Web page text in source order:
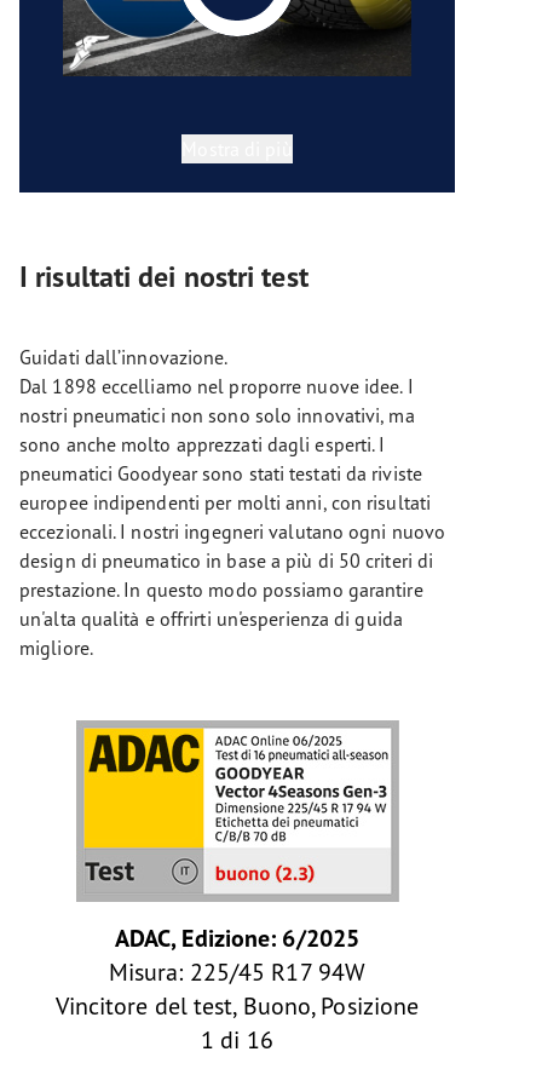
I risultati dei nostri test
Guidati dall’innovazione.
Dal 1898 eccelliamo nel proporre nuove idee. I
nostri pneumatici non sono solo innovativi, ma
sono anche molto apprezzati dagli esperti. I
pneumatici Goodyear sono stati testati da riviste
europee indipendenti per molti anni, con risultati
eccezionali. I nostri ingegneri valutano ogni nuovo
design di pneumatico in base a più di 50 criteri di
prestazione. In questo modo possiamo garantire
un'alta qualità e offrirti un'esperienza di guida
migliore.
ADAC, Edizione: 6/2025
Misura: 225/45 R17 94W
Vincitore del test, Buono, Posizione
1 di 16